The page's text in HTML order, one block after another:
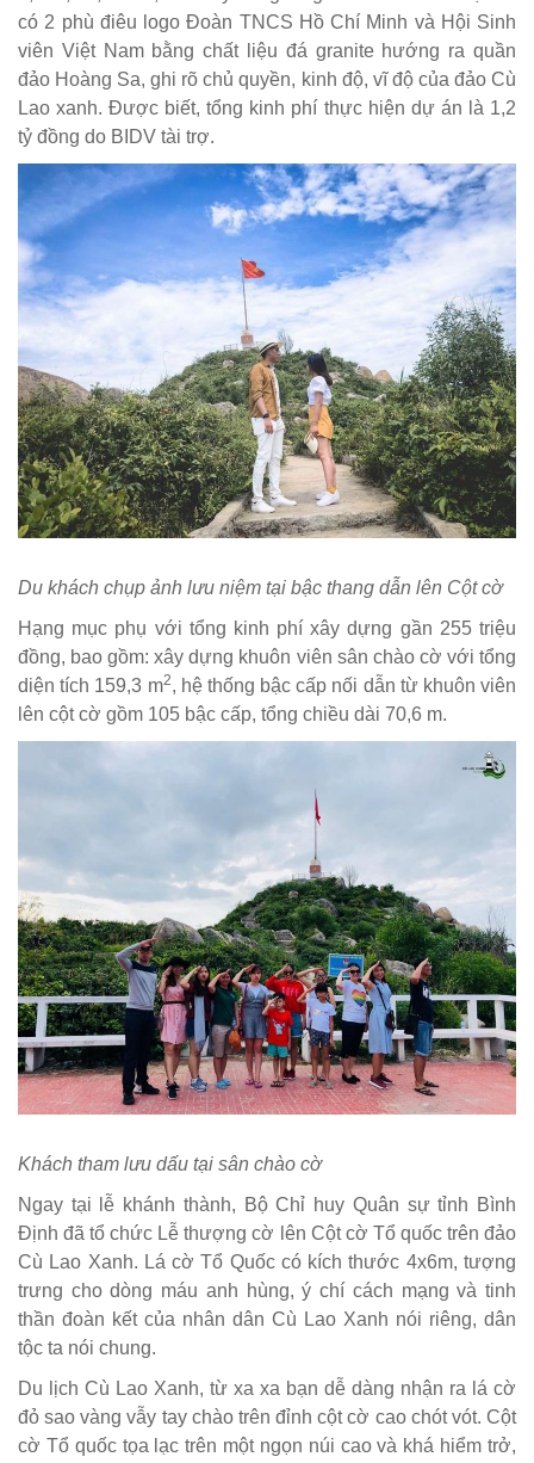
có 2 phù điêu logo Đoàn TNCS Hồ Chí Minh và Hội Sinh
viên Việt Nam bằng chất liệu đá granite hướng ra quần
đảo Hoàng Sa, ghi rõ chủ quyền, kinh độ, vĩ độ của đảo Cù
Lao xanh. Được biết, tổng kinh phí thực hiện dự án là 1,2
tỷ đồng do BIDV tài trợ.
Du khách chụp ảnh lưu niệm tại bậc thang dẫn lên Cột cờ
Hạng mục phụ với tổng kinh phí xây dựng gần 255 triệu
đồng, bao gồm: xây dựng khuôn viên sân chào cờ với tổng
diện tích 159,3 m2, hệ thống bậc cấp nối dẫn từ khuôn viên
lên cột cờ gồm 105 bậc cấp, tổng chiều dài 70,6 m.
Khách tham lưu dấu tại sân chào cờ
Ngay tại lễ khánh thành, Bộ Chỉ huy Quân sự tỉnh Bình
Định đã tổ chức Lễ thượng cờ lên Cột cờ Tổ quốc trên đảo
Cù Lao Xanh. Lá cờ Tổ Quốc có kích thước 4x6m, tượng
trưng cho dòng máu anh hùng, ý chí cách mạng và tinh
thần đoàn kết của nhân dân Cù Lao Xanh nói riêng, dân
tộc ta nói chung.
Du lịch Cù Lao Xanh, từ xa xa bạn dễ dàng nhận ra lá cờ
đỏ sao vàng vẫy tay chào trên đỉnh cột cờ cao chót vót. Cột
cờ Tổ quốc tọa lạc trên một ngọn núi cao và khá hiểm trở,